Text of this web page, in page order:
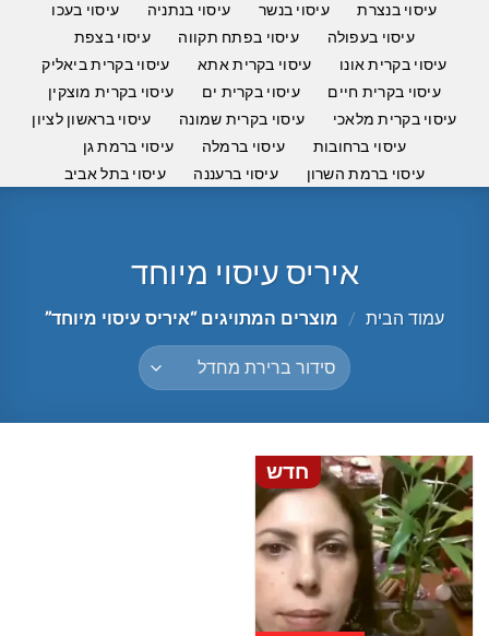
עיסוי בנצרת
עיסוי בנשר עיסוי בנתניה
עיסוי בעכו
עיסוי בעפולה
עיסוי בפתח תקווה
עיסוי בצפת
עיסוי בקרית אונו
עיסוי בקרית אתא
עיסוי בקרית ביאליק
עיסוי בקרית חיים
עיסוי בקרית ים
עיסוי בקרית מוצקין
עיסוי בקרית מלאכי
עיסוי בקרית שמונה
עיסוי בראשון לציון
עיסוי ברחובות
עיסוי ברמלה
עיסוי ברמת גן
עיסוי ברמת השרון
עיסוי ברעננה עיסוי בתל אביב
איריס עיסוי מיוחד
עמוד הבית / מוצרים המתויגים “איריס עיסוי מיוחד”
חדש